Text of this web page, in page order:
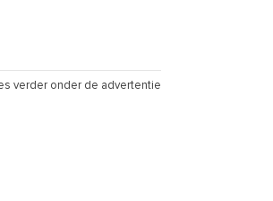
verder onder de advertentie